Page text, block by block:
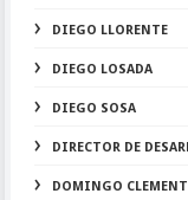
DIEGO LLORENTE
DIEGO LOSADA
DIEGO SOSA
DIRECTOR DE
DOMINGO